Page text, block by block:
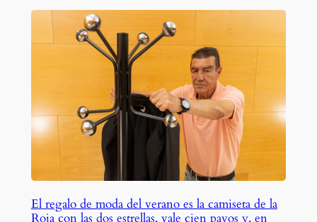
El regalo de moda del verano es la camiseta de la
Roja con las dos estrellas, vale cien pavos y, en